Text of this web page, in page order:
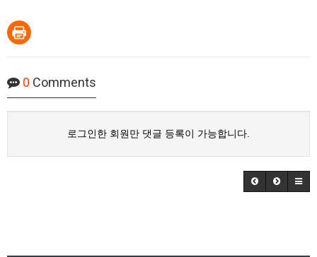
0 Comments
로그인한 회원만 댓글 등록이 가능합니다.